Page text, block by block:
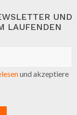
UND
LAUFENDEN
und akzeptiere